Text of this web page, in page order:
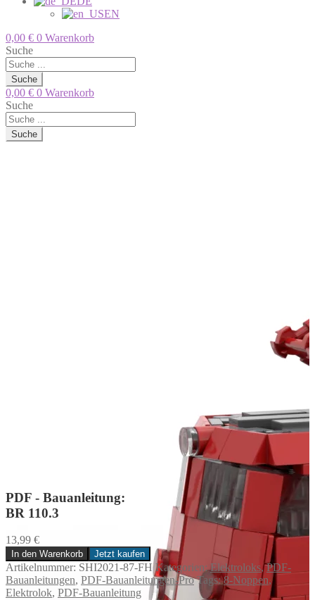
EN
0,00 € 0 Warenkorb
Suche
Suche
0,00 € 0 Warenkorb
Suche
Suche
PDF - Bauanleitung:
BR 110.3
13,99 €
BR
110.3
Menge
In den Warenkorb Jetzt kaufen
Artikelnummer: SHI2021-87-FHKategorien: Elektroloks,PDF-
Bauanleitungen, PDF-Bauanleitungen-Pro Tags: 8-Noppen,
Elektrolok, PDF-Bauanleitung